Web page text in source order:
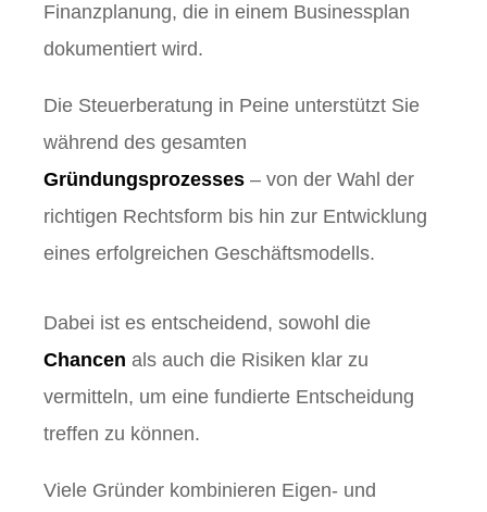
Finanzplanung, die in einem Businessplan
dokumentiert wird.
Die Steuerberatung in Peine unterstützt Sie
während des gesamten
Gründungsprozesses – von der Wahl der
richtigen Rechtsform bis hin zur Entwicklung
eines erfolgreichen Geschäftsmodells.
Dabei ist es entscheidend, sowohl die
Chancen als auch die Risiken klar zu
vermitteln, um eine fundierte Entscheidung
treffen zu können.
Viele Gründer kombinieren Eigen- und